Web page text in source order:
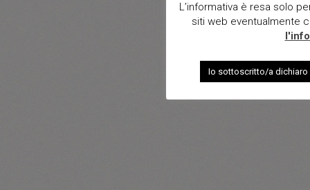
L’informativa è resa solo
siti web eventualmente
Io sottoscritto/a dichiaro